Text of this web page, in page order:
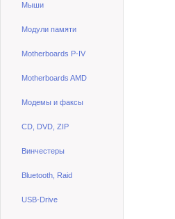
Мыши
Модули памяти
Motherboards P-IV
Motherboards AMD
Модемы и факсы
CD, DVD, ZIP
Винчестеры
Bluetooth, Raid
USB-Drive